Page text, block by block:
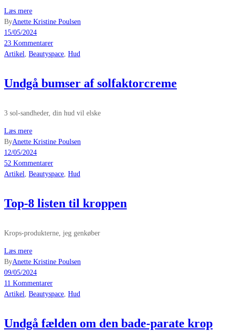
Læs mere
ByAnette Kristine Poulsen
15/05/2024
23 Kommentarer
Artikel, Beautyspace, Hud
Undgå bumser af solfaktorcreme
3 sol-sandheder, din hud vil elske
Læs mere
ByAnette Kristine Poulsen
12/05/2024
52 Kommentarer
Artikel
Beautyspace Hud
Top-8 listen til kroppen
Krops-produkterne, jeg genkøber
Læs mere
ByAnette Kristine Poulsen
09/05/2024
11 Kommentarer
Artikel
Beautyspace Hud
Undgå fælden om den bade-parate krop